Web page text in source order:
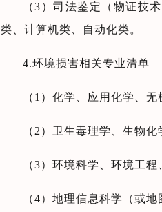
（3）司法鉴定（物证技
类、计算机类、自动化类。
4.环境损害相关专业清单
（1）化学、应用化学、
（2）卫生毒理学、生物
（3）环境科学、环境工程
（4）地理信息科学（或